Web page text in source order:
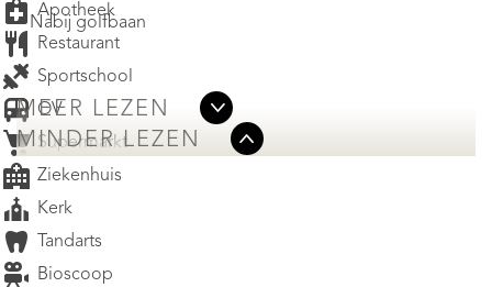
• Nabij golfbaan
MEER LEZEN
MINDER LEZEN
Apotheek
Restaurant
Sportschool
OV
Supermarkt
Ziekenhuis
Kerk
Tandarts
Bioscoop